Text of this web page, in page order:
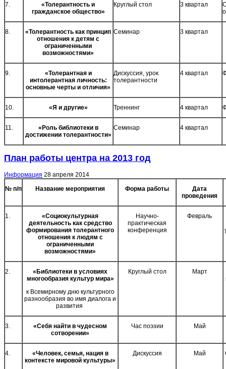
7.
«Толерантность и
гражданское общество»
Круглый стол 3 квартал
8.
«Толерантность как принцип
отношения к детям с
ограниченными
возможностями»
Семинар 3 квартал
9.
«Толерантная и
интолерантная личность:
основные черты и отличия»
Дискуссия, урок
толерантности
4 квартал
10. «Я и другие» Треннинг 4 квартал
11.
«Роль библиотеки в
достижении толерантности»
Семинар 4 квартал
План работы центра на 2013 год
Информация 28 апреля 2014
№ п/п
Название мероприятия Форма работы
Дата
проведения
1.
«Социокультурная
деятельность как средство
формирования толерантного
отношения к людям с
ограниченными
возможностями»
Научно-
практическая
конференция
Февраль
2.
«Библиотеки в условиях
многообразия культур мира»
к Всемирному дню культурного
разнообразия во имя диалога и
развития
Круглый стол
Март
3.
«Себя найти в чудесном
сотворении»
Час поэзии Май
4.
«Человек, семья, нация в
контексте мировой культуры»
Дискуссия Май